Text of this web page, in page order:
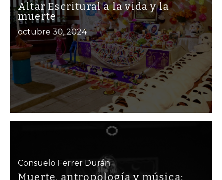
Altar Escritural a la vida y la
muerte
octubre 30, 2024
Consuelo Ferrer Durán
Muerte, antropología y música: